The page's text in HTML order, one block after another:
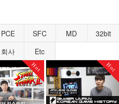
PCE SFC MD
32bit
회사 Etc
Hot Hot